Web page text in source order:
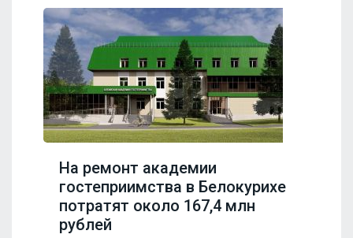
На ремонт академии
гостеприимства в Белокурихе
потратят около 167,4 млн
рублей